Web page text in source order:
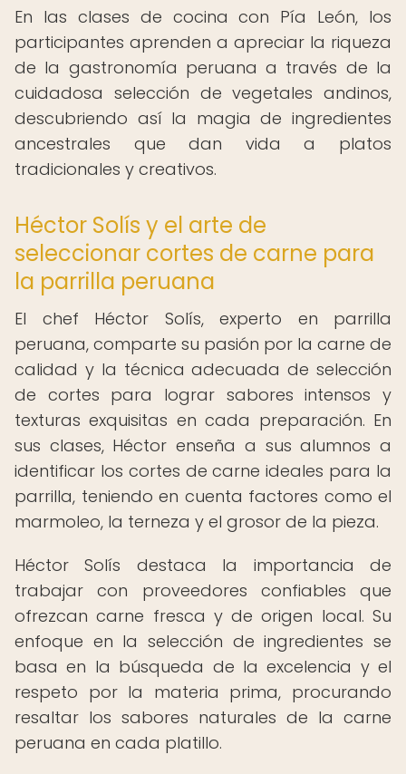
En las clases de cocina con Pía León, los
participantes aprenden a apreciar la riqueza
de la gastronomía peruana a través de la
cuidadosa selección de vegetales andinos,
descubriendo así la magia de ingredientes
ancestrales que dan vida a platos
tradicionales y creativos.
Héctor Solís y el arte de
seleccionar cortes de carne para
la parrilla peruana
El chef Héctor Solís, experto en parrilla
peruana, comparte su pasión por la carne de
calidad y la técnica adecuada de selección
de cortes para lograr sabores intensos y
texturas exquisitas en cada preparación. En
sus clases, Héctor enseña a sus alumnos a
identificar los cortes de carne ideales para la
parrilla, teniendo en cuenta factores como el
marmoleo, la terneza y el grosor de la pieza.
Héctor Solís destaca la importancia de
trabajar con proveedores confiables que
ofrezcan carne fresca y de origen local. Su
enfoque en la selección de ingredientes se
basa en la búsqueda de la excelencia y el
respeto por la materia prima, procurando
resaltar los sabores naturales de la carne
peruana en cada platillo.